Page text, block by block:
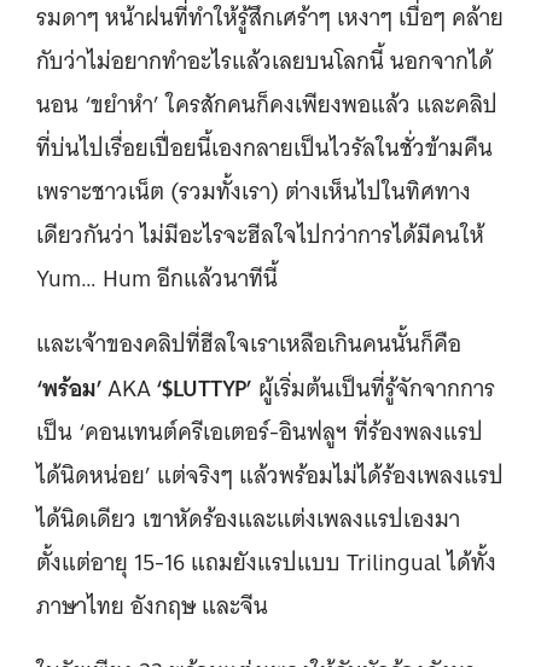
รมดาๆ หน้าฝนที่ทำให้รู้สึกเศร้าๆ เหงาๆ เบื่อๆ คล้าย
กับว่าไม่อยากทำอะไรแล้วเลยบนโลกนี้ นอกจากได้
นอน ‘ขยำหำ’ ใครสักคนก็คงเพียงพอแล้ว และคลิป
ที่บ่นไปเรื่อยเปื่อยนี้เองกลายเป็นไวรัลในชั่วข้ามคืน
เพราะชาวเน็ต (รวมทั้งเรา) ต่างเห็นไปในทิศทาง
เดียวกันว่า ไม่มีอะไรจะฮีลใจไปกว่าการได้มีคนให้
Yum… Hum อีกแล้วนาทีนี้
และเจ้าของคลิปที่ฮีลใจเราเหลือเกินคนนั้นก็คือ
‘พร้อม’AKA‘$LUTTYP’ ผู้เริ่มต้นเป็นที่รู้จักจากการ
เป็น ‘คอนเทนต์ครีเอเตอร์-อินฟลูฯ ที่ร้องพลงแรป
ได้นิดหน่อย’ แต่จริงๆ แล้วพร้อมไม่ได้ร้องเพลงแรป
ได้นิดเดียว เขาหัดร้องและแต่งเพลงแรปเองมา
ตั้งแต่อายุ 15-16 แถมยังแรปแบบ Trilingual ได้ทั้ง
ภาษาไทย อังกฤษ และจีน